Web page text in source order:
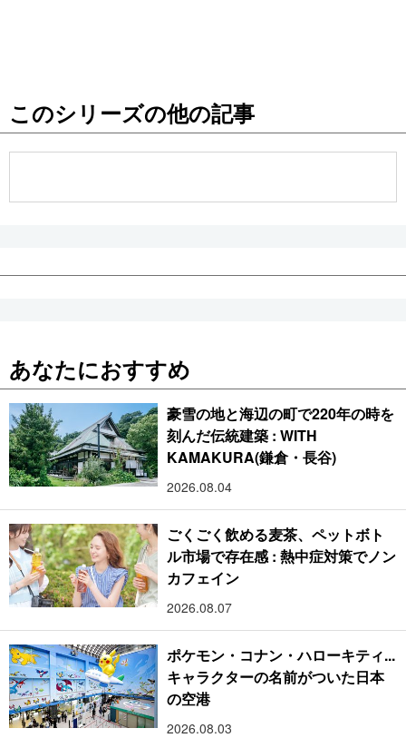
このシリーズの他の記事
あなたにおすすめ
豪雪の地と海辺の町で220年の時を
刻んだ伝統建築 : WITH
KAMAKURA(鎌倉・長谷)
2026.08.04
ごくごく飲める麦茶、ペットボト
ル市場で存在感 : 熱中症対策でノン
カフェイン
2026.08.07
ポケモン・コナン・ハローキティ...
キャラクターの名前がついた日本
の空港
2026.08.03